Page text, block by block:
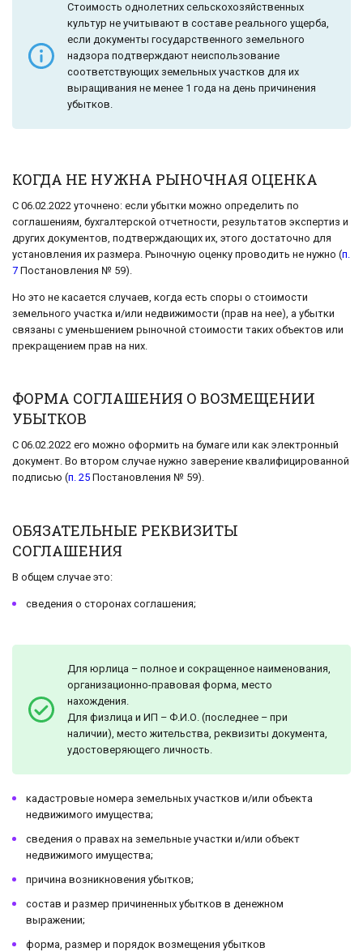
Стоимость однолетних сельскохозяйственных
культур не учитывают в составе реального ущерба,
если документы государственного земельного
надзора подтверждают неиспользование
соответствующих земельных участков для их
выращивания не менее 1 года на день причинения
убытков.
КОГДА НЕ НУЖНА РЫНОЧНАЯ ОЦЕНКА
С 06.02.2022 уточнено: если убытки можно определить по
соглашениям, бухгалтерской отчетности, результатов экспертиз и
других документов, подтверждающих их, этого достаточно для
установления их размера. Рыночную оценку проводить не нужно (п.
7 Постановления № 59).
Но это не касается случаев, когда есть споры о стоимости
земельного участка и/или недвижимости (прав на нее), а убытки
связаны с уменьшением рыночной стоимости таких объектов или
прекращением прав на них.
ФОРМА СОГЛАШЕНИЯ О ВОЗМЕЩЕНИИ
УБЫТКОВ
С 06.02.2022 его можно оформить на бумаге или как электронный
документ. Во втором случае нужно заверение квалифицированной
подписью (п. 25 Постановления № 59).
ОБЯЗАТЕЛЬНЫЕ РЕКВИЗИТЫ
СОГЛАШЕНИЯ
В общем случае это:
сведения о сторонах соглашения;
Для юрлица – полное и сокращенное наименования,
организационно-правовая форма, место
нахождения.
Для физлица и ИП – Ф.И.О. (последнее – при
наличии), место жительства, реквизиты документа,
удостоверяющего личность.
кадастровые номера земельных участков и/или объекта
недвижимого имущества;
сведения о правах на земельные участки и/или объект
недвижимого имущества;
причина возникновения убытков;
состав и размер причиненных убытков в денежном
выражении;
форма, размер и порядок возмещения убытков